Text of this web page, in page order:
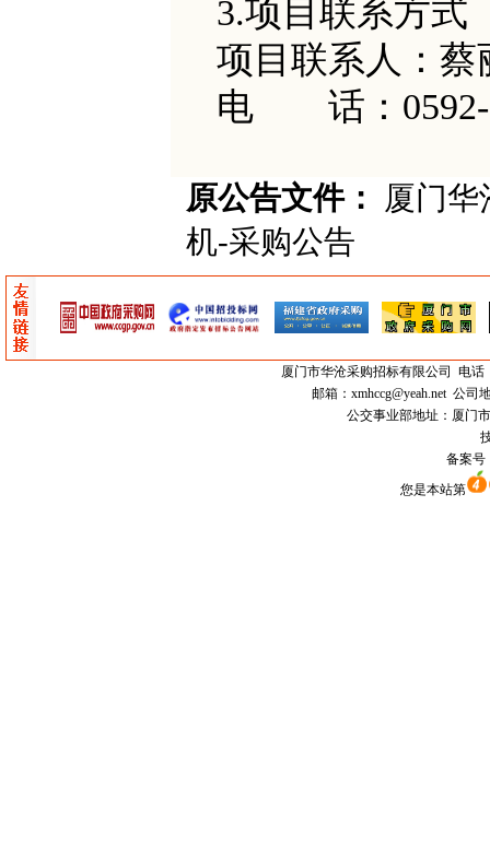
3.项目联系方式
项目联系人：蔡
电 话：
原公告文件：
厦门华
机-采购公告
厦门市华沧采购招标有限公司
电话
邮箱： xmhccg@yeah.net公司地
公交事业部地址：厦门
备案
您是本站第